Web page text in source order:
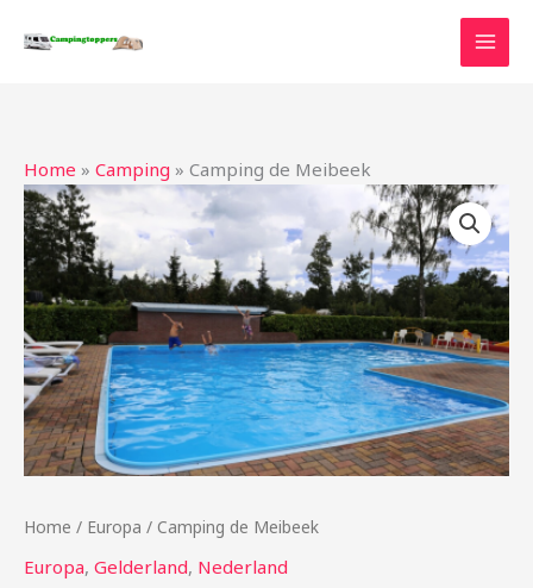
naar
Home » Camping » Camping de Meibeek
Home / Europa / Camping de Meibeek
Europa, Gelderland, Nederland